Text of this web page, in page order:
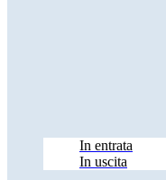
In entrata
In uscita